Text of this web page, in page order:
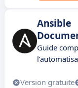
Ansible
Guide
Version gratuite